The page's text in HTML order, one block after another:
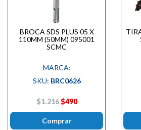
BROCA SDS PLUS 05 X
110MM (50MM) 095001
SCMC
MARCA:
SKU: BRC0626
$1.216 $490
Comprar